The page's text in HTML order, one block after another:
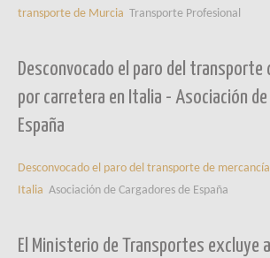
transporte de Murcia Transporte Profesional
Desconvocado el paro del transporte
por carretera en Italia - Asociación de
España
Desconvocado el paro del transporte de
Italia Asociación de Cargadores de España
El Ministerio de Transportes excluye